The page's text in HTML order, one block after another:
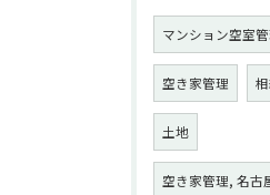
マンション空室
空き家管理
土地
空き家管理, 名古